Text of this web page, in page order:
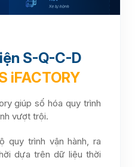
S-Q-C-D
iFACTORY
giúp số hóa quy trình
vượt trội.
quy trình vận hành, ra
dựa trên dữ liệu thời